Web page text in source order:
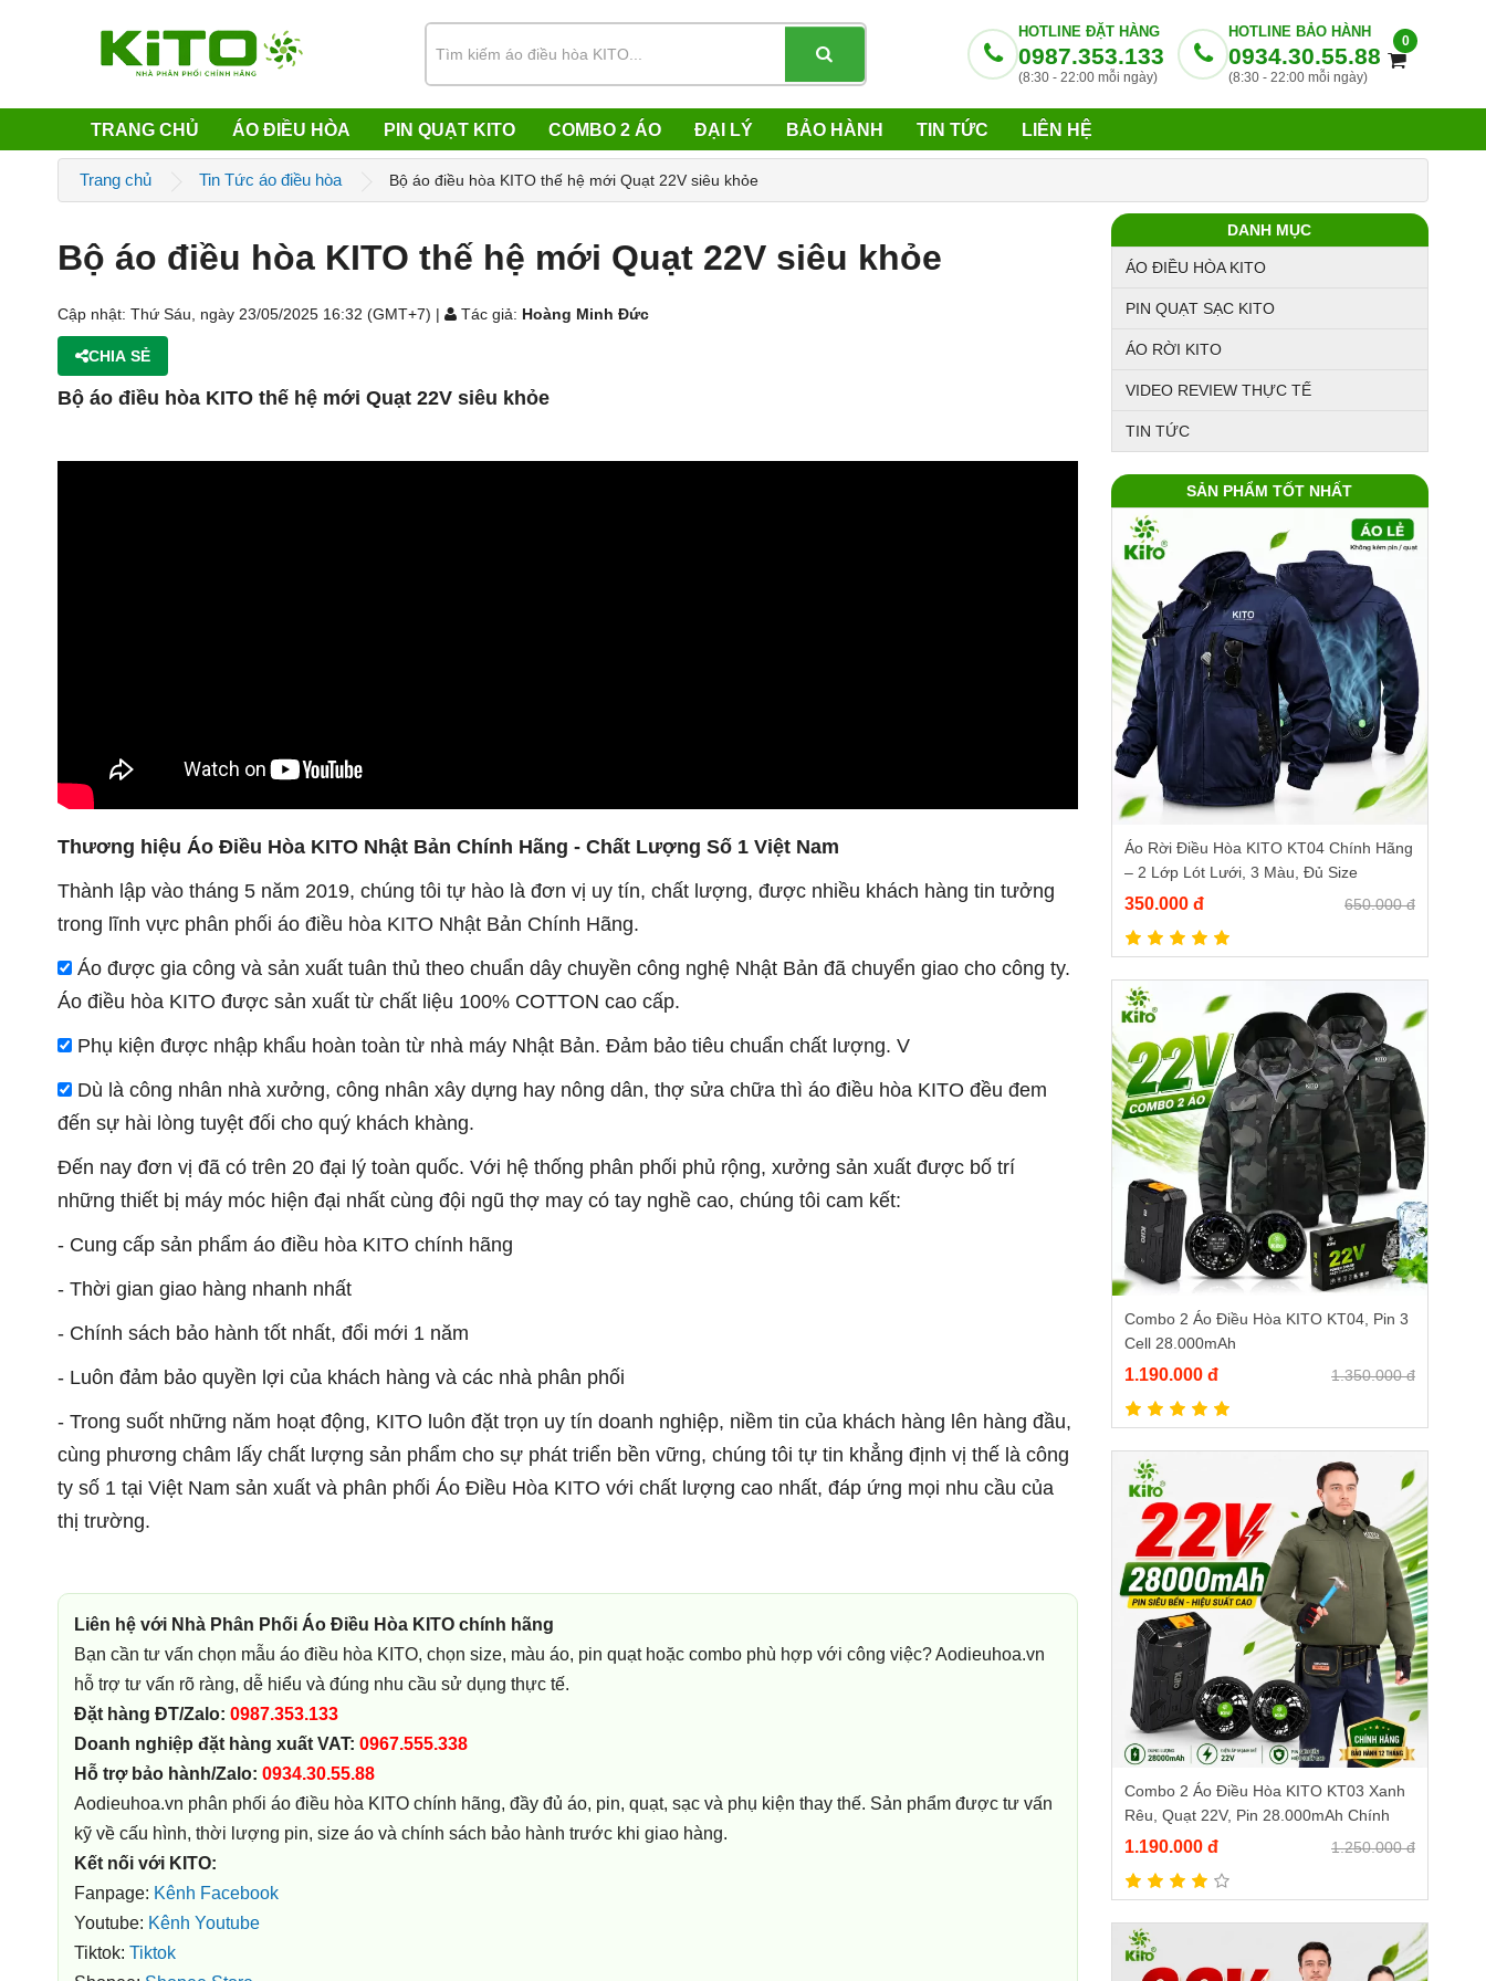
HOTLINE ĐẶT HÀNG
0987.353.133
(8:30 - 22:00 mỗi ngày)
HOTLINE BẢO HÀNH
0934.30.55.88
(8:30 - 22:00 mỗi ngày)
0
TRANG CHỦ ÁO ĐIỀU HÒA PIN QUẠT KITO COMBO 2 ÁO ĐẠI LÝ BẢO HÀNH TIN TỨC LIÊN HỆ
Trang chủ Tin Tức áo điều hòa Bộ áo điều hòa KITO thế hệ mới Quạt 22V siêu khỏe
Bộ áo điều hòa KITO thế hệ mới Quạt 22V siêu khỏe
Cập nhật: Thứ Sáu, ngày 23/05/2025 16:32 (GMT+7) | Tác giả: Hoàng Minh Đức
CHIA SẺ
Bộ áo điều hòa KITO thế hệ mới Quạt 22V siêu khỏe
Thương hiệu Áo Điều Hòa KITO Nhật Bản Chính Hãng - Chất Lượng Số 1 Việt Nam
Thành lập vào tháng 5 năm 2019, chúng tôi tự hào là đơn vị uy tín, chất lượng, được nhiều khách hàng tin tưởng
trong lĩnh vực phân phối áo điều hòa KITO Nhật Bản Chính Hãng.
Áo được gia công và sản xuất tuân thủ theo chuẩn dây chuyền công nghệ Nhật Bản đã chuyển giao cho công ty.
Áo điều hòa KITO được sản xuất từ chất liệu 100% COTTON cao cấp.
Phụ kiện được nhập khẩu hoàn toàn từ nhà máy Nhật Bản. Đảm bảo tiêu chuẩn chất lượng. V
Dù là công nhân nhà xưởng, công nhân xây dựng hay nông dân, thợ sửa chữa thì áo điều hòa KITO đều đem
đến sự hài lòng tuyệt đối cho quý khách khàng.
Đến nay đơn vị đã có trên 20 đại lý toàn quốc. Với hệ thống phân phối phủ rộng, xưởng sản xuất được bố trí
những thiết bị máy móc hiện đại nhất cùng đội ngũ thợ may có tay nghề cao, chúng tôi cam kết:
- Cung cấp sản phẩm áo điều hòa KITO chính hãng
- Thời gian giao hàng nhanh nhất
- Chính sách bảo hành tốt nhất, đổi mới 1 năm
- Luôn đảm bảo quyền lợi của khách hàng và các nhà phân phối
- Trong suốt những năm hoạt động, KITO luôn đặt trọn uy tín doanh nghiệp, niềm tin của khách hàng lên hàng đầu,
cùng phương châm lấy chất lượng sản phẩm cho sự phát triển bền vững, chúng tôi tự tin khẳng định vị thế là công
ty số 1 tại Việt Nam sản xuất và phân phối Áo Điều Hòa KITO với chất lượng cao nhất, đáp ứng mọi nhu cầu của
thị trường.
Liên hệ với Nhà Phân Phối Áo Điều Hòa KITO chính hãng
Bạn cần tư vấn chọn mẫu áo điều hòa KITO, chọn size, màu áo, pin quạt hoặc combo phù hợp với công việc? Aodieuhoa.vn
hỗ trợ tư vấn rõ ràng, dễ hiểu và đúng nhu cầu sử dụng thực tế.
Đặt hàng ĐT/Zalo: 0987.353.133
Doanh nghiệp đặt hàng xuất VAT: 0967.555.338
Hỗ trợ bảo hành/Zalo: 0934.30.55.88
Aodieuhoa.vn phân phối áo điều hòa KITO chính hãng, đầy đủ áo, pin, quạt, sạc và phụ kiện thay thế. Sản phẩm được tư vấn
kỹ về cấu hình, thời lượng pin, size áo và chính sách bảo hành trước khi giao hàng.
Kết nối với KITO:
Fanpage: Kênh Facebook
Youtube: Kênh Youtube
Tiktok: Tiktok
DANH MỤC
ÁO ĐIỀU HÒA KITO
PIN QUẠT SẠC KITO
ÁO RỜI KITO
VIDEO REVIEW THỰC TẾ
TIN TỨC
SẢN PHẨM TỐT NHẤT
Áo Rời Điều Hòa KITO KT04 Chính Hãng
– 2 Lớp Lót Lưới, 3 Màu, Đủ Size
350.000 đ 650.000 đ
Combo 2 Áo Điều Hòa KITO KT04, Pin 3
Cell 28.000mAh
1.190.000 đ 1.350.000 đ
Combo 2 Áo Điều Hòa KITO KT03 Xanh
Rêu, Quạt 22V, Pin 28.000mAh Chính
Hãng
1.190.000 đ 1.250.000 đ